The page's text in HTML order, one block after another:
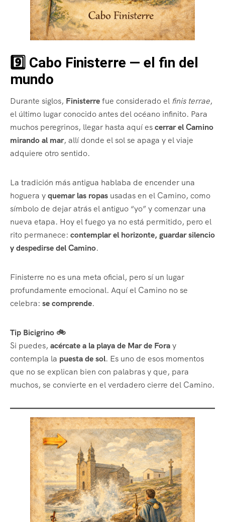
9️⃣ Cabo Finisterre — el fin del
mundo
Durante siglos, Finisterrefue considerado el finis terrae,
el último lugar conocido antes del océano infinito. Para
muchos peregrinos, llegar hasta aquí escerrar el Camino
mirando al mar, allí donde el sol se apaga y el viaje
adquiere otro sentido.
La tradición más antigua hablaba de encender una
hoguera yquemar las ropas usadas en el Camino, como
símbolo de dejar atrás el antiguo “yo” y comenzar una
nueva etapa. Hoy el fuego ya no está permitido, pero el
rito permanece: contemplar el horizonte, guardar silencio
y despedirse del Camino.
Finisterre no es una meta oficial, pero sí un lugar
profundamente emocional. Aquí el Camino no se
celebra: se comprende.
Tip Bicigrino 🚲
Si puedes, acércate a la playa de Mar de Foray
contempla la puesta de sol. Es uno de esos momentos
que no se explican bien con palabras y que, para
muchos, se convierte en el verdadero cierre del Camino.